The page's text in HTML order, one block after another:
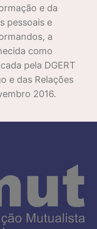
e da
pessoais e
a
como
pela DGERT
e das Relações
2016.